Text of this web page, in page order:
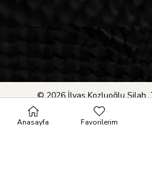
© 2026 İlyas Kozluoğlu Silah.
Anasayfa Favorilerim